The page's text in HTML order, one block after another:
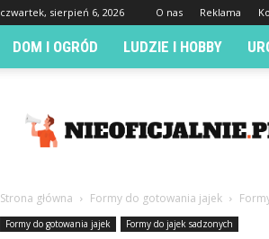
czwartek, sierpień 6, 2026 O nas Reklama
DOM I OGRÓD LUDZIE I HOBBY
Strona główna Formy do gotowania jajek
Formy do gotowania jajek Formy do jajek sadzonych